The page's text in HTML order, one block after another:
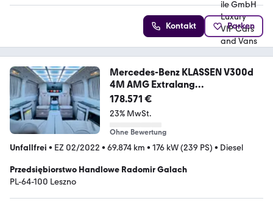
Kontakt Parken
Mercedes-Benz KLASSEN V300d
4M AMG Extralang
BusinessLounge
178.571 €
23% MwSt.
Ohne Bewertung
Unfallfrei • EZ 02/2022 • 69.874 km • 176 kW (239 PS) • Diesel
Przedsiębiorstwo Handlowe Radomir Galach
PL-64-100 Leszno